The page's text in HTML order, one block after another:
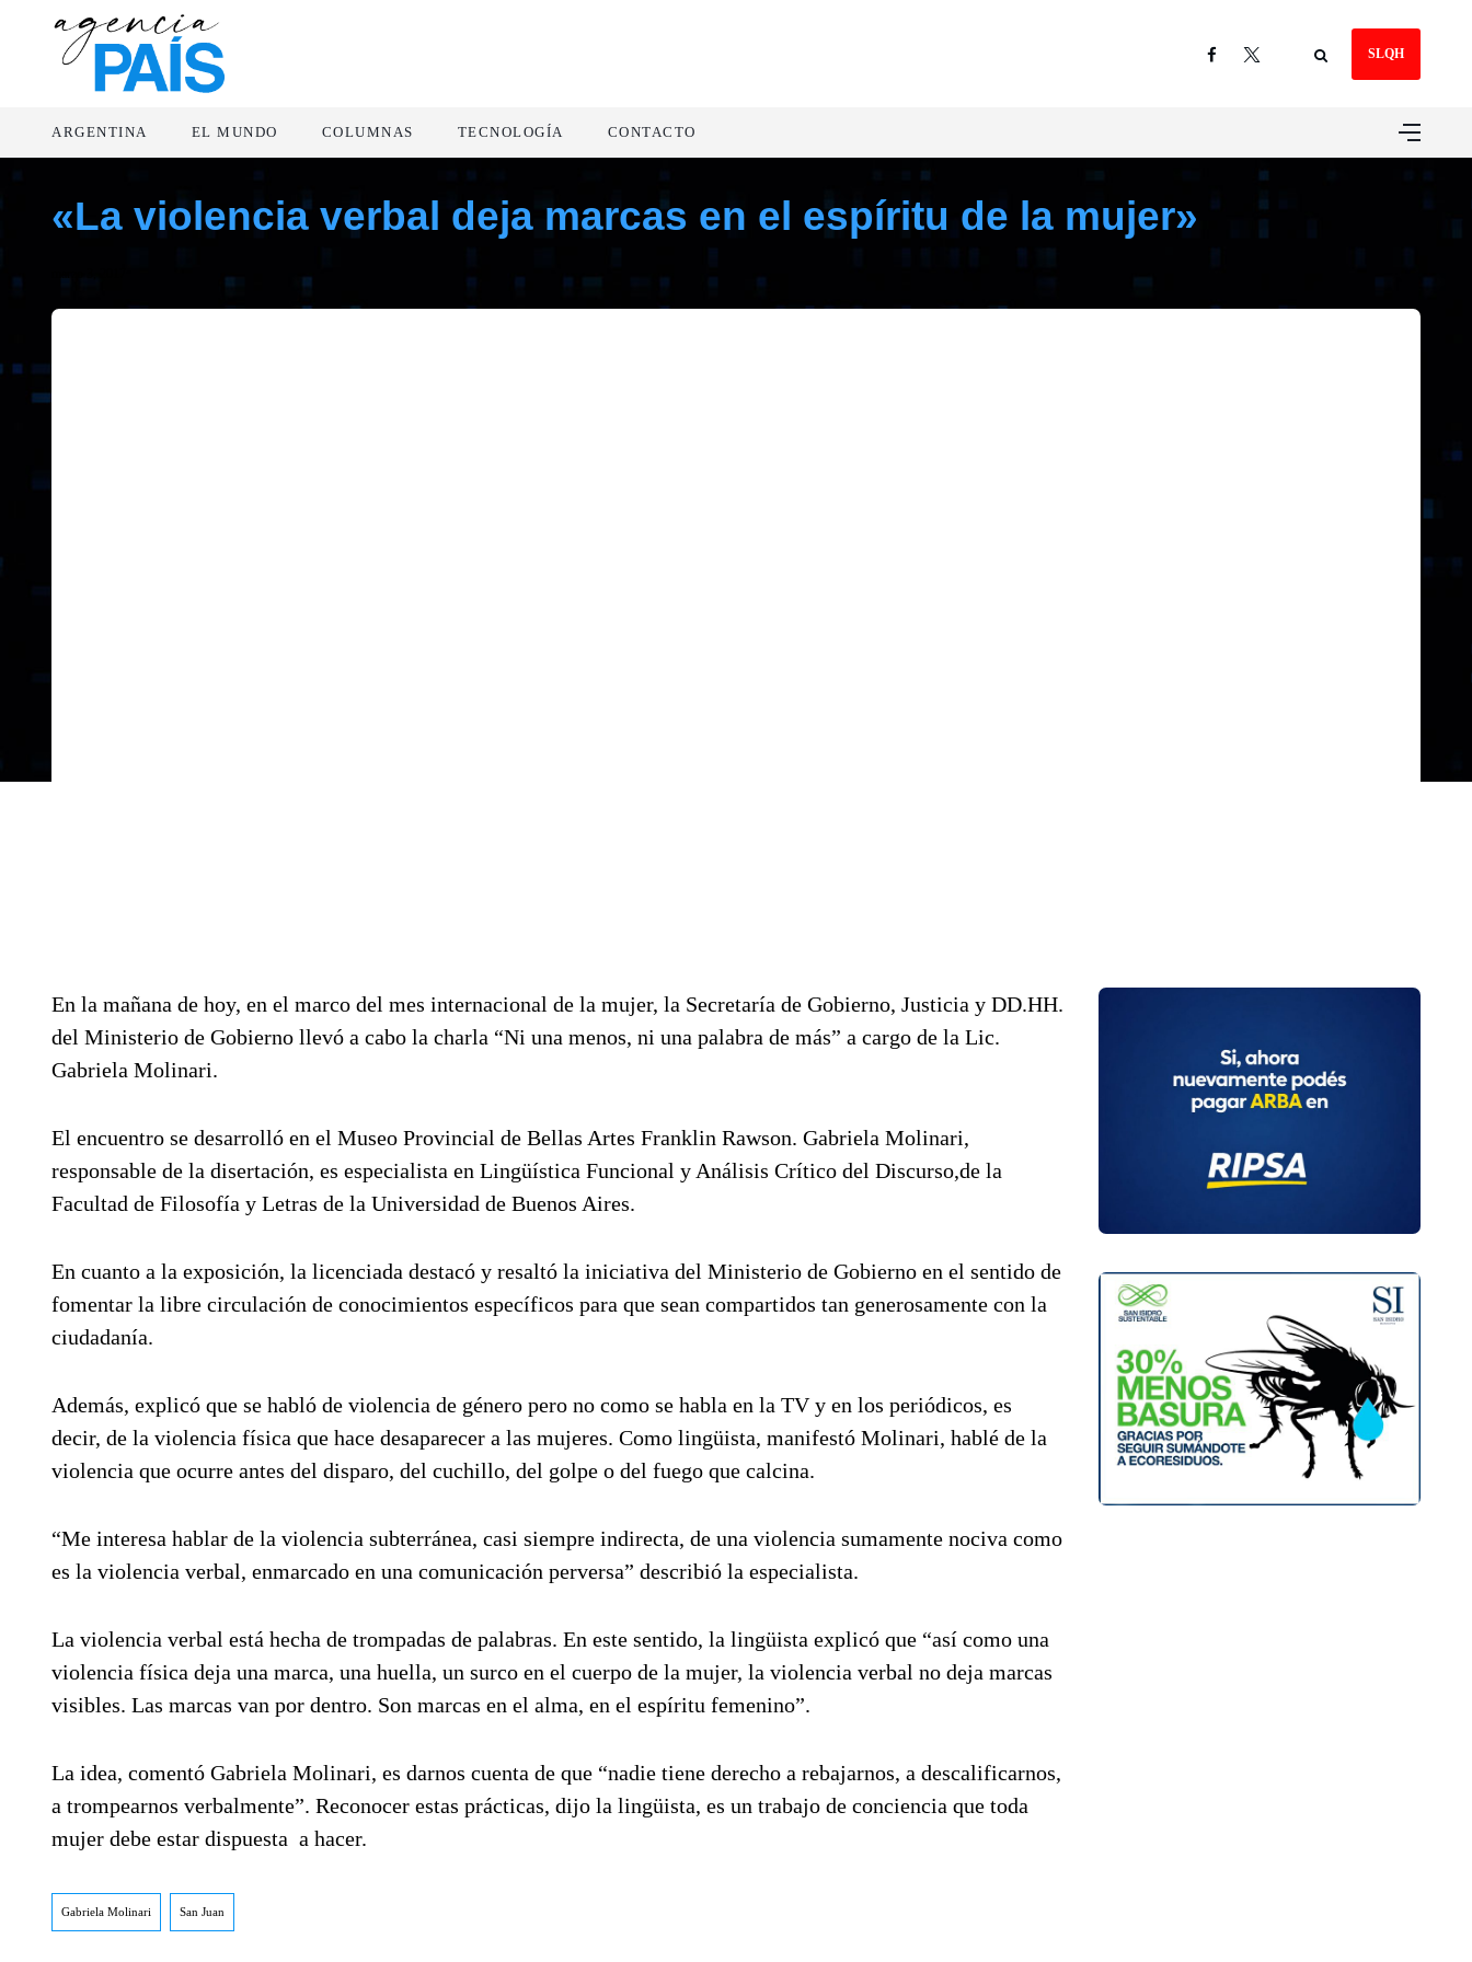
SLQH
ARGENTINA EL MUNDO COLUMNAS TECNOLOGÍA CONTACTO
«La violencia verbal deja marcas en el espíritu de la mujer»
En la mañana de hoy, en el marco del mes internacional de la mujer, la Secretaría de Gobierno, Justicia y DD.HH.
del Ministerio de Gobierno llevó a cabo la charla “Ni una menos, ni una palabra de más” a cargo de la Lic.
Gabriela Molinari.
El encuentro se desarrolló en el Museo Provincial de Bellas Artes Franklin Rawson. Gabriela Molinari,
responsable de la disertación, es especialista en Lingüística Funcional y Análisis Crítico del Discurso,de la
Facultad de Filosofía y Letras de la Universidad de Buenos Aires.
En cuanto a la exposición, la licenciada destacó y resaltó la iniciativa del Ministerio de Gobierno en el sentido de
fomentar la libre circulación de conocimientos específicos para que sean compartidos tan generosamente con la
ciudadanía.
Además, explicó que se habló de violencia de género pero no como se habla en la TV y en los periódicos, es
decir, de la violencia física que hace desaparecer a las mujeres. Como lingüista, manifestó Molinari, hablé de la
violencia que ocurre antes del disparo, del cuchillo, del golpe o del fuego que calcina.
“Me interesa hablar de la violencia subterránea, casi siempre indirecta, de una violencia sumamente nociva como
es la violencia verbal, enmarcado en una comunicación perversa” describió la especialista.
La violencia verbal está hecha de trompadas de palabras. En este sentido, la lingüista explicó que “así como una
violencia física deja una marca, una huella, un surco en el cuerpo de la mujer, la violencia verbal no deja marcas
visibles. Las marcas van por dentro. Son marcas en el alma, en el espíritu femenino”.
La idea, comentó Gabriela Molinari, es darnos cuenta de que “nadie tiene derecho a rebajarnos, a descalificarnos,
a trompearnos verbalmente”. Reconocer estas prácticas, dijo la lingüista, es un trabajo de conciencia que toda
mujer debe estar dispuesta a hacer.
Gabriela Molinari San Juan